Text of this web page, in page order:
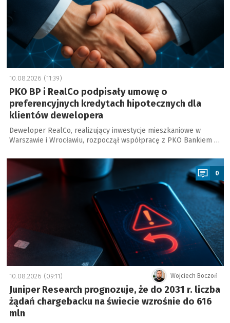
10.08.2026 (11:39)
PKO BP i RealCo podpisały umowę o
preferencyjnych kredytach hipotecznych dla
klientów dewelopera
Deweloper RealCo, realizujący inwestycje mieszkaniowe w
Warszawie i Wrocławiu, rozpoczął współpracę z PKO Bankiem …
a
0
Wojciech Boczoń
10.08.2026 (09:11)
Juniper Research prognozuje, że do 2031 r. liczba
żądań chargebacku na świecie wzrośnie do 616
mln